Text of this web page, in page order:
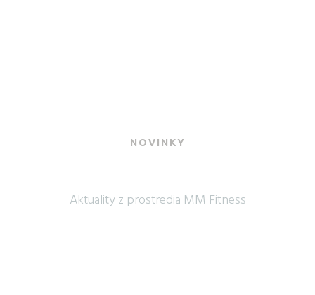
NOVINKY
Aktuality z prostredia MM Fitness